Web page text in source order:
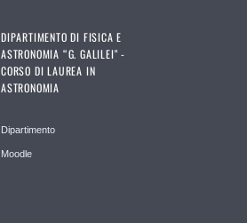
DIPARTIMENTO DI FISICA E
ASTRONOMIA “G. GALILEI" -
CORSO DI LAUREA IN
ASTRONOMIA
Dipartimento
Moodle